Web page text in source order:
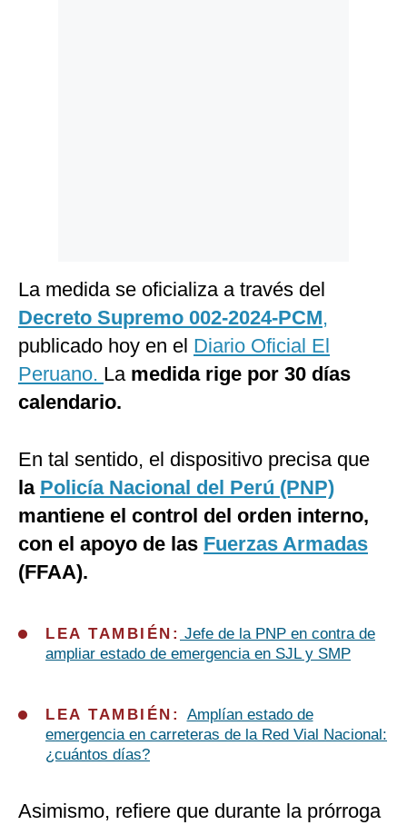
La medida se oficializa a través del
Decreto Supremo 002-2024-PCM,
publicado hoy en el Diario Oficial El
Peruano. La medida rige por 30 días
calendario.
En tal sentido, el dispositivo precisa que
la Policía Nacional del Perú (PNP)
mantiene el control del orden interno,
con el apoyo de las Fuerzas Armadas
(FFAA).
LEA TAMBIÉN: Jefe de la PNP en contra de
ampliar estado de emergencia en SJL y SMP
LEA TAMBIÉN: Amplían estado de
emergencia en carreteras de la Red Vial Nacional:
¿cuántos días?
Asimismo, refiere que durante la prórroga